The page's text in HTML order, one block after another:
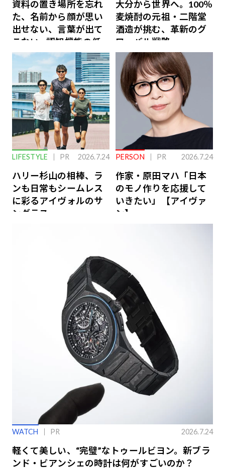
資料の置き場所を忘れ
た、名前から顔が思い
出せない、言葉が出て
こない…認知機能の低
下を救う、脳のインナ
ーケアとは
大分から世界へ。100％
麦焼酎の元祖・二階堂
酒造が挑む、革新のグ
ローバル戦略
LIFESTYLE PR 2026.7.24
ハリー杉山の相棒、ラ
ンも日常もシームレス
に彩るアイヴォルのサ
ングラス
PERSON PR 2026.7.24
作家・原田マハ「日本
のモノ作りを応援して
いきたい」【アイヴァ
ン】
WATCH PR 2026.7.24
軽くて美しい、“完璧”なトゥールビヨン。新ブラ
ンド・ビアンシェの時計は何がすごいのか？